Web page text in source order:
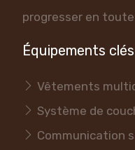
progresser en
Équipements clés
Vêtements
Système de
Communication